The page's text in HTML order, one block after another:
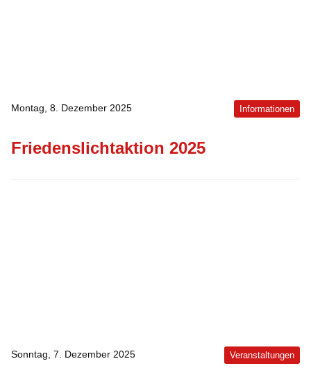
Montag, 8. Dezember 2025 Informationen
Friedenslichtaktion 2025
Sonntag, 7. Dezember 2025 Veranstaltungen